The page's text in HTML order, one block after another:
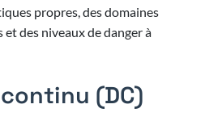
propres, des domaines
des niveaux de danger à
(DC)